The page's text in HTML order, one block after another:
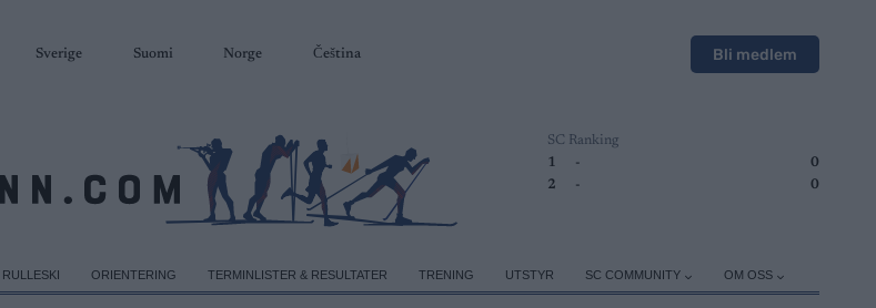
Sverige Suomi Norge Čeština Bli medlem
SC Ranking
1
-
0
2
- 0
RULLESKI ORIENTERING TERMINLISTER & RESULTATER TRENING UTSTYR SC COMMUNITY OM OSS